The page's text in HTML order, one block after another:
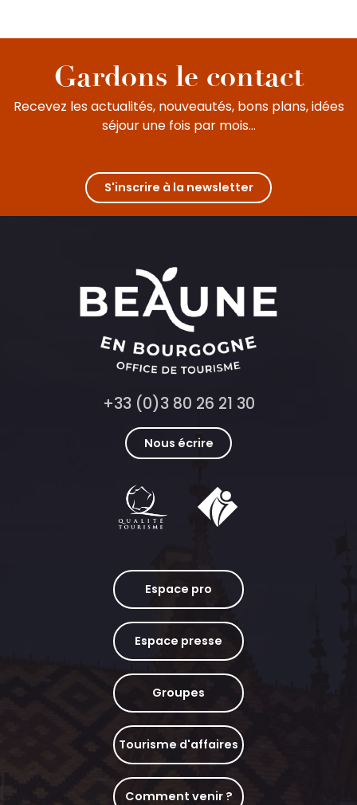
Gardons le contact
Recevez les actualités, nouveautés, bons plans, idées
séjour une fois par mois...
S'inscrire à la newsletter
+33 (0)3 80 26 21 30
Nous écrire
Espace pro
Espace presse
Groupes
Tourisme d'affaires
Comment venir ?